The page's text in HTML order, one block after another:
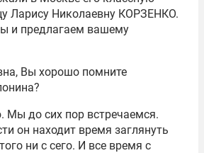
Ларису Николаевну КОРЗЕНКО.
и предлагаем вашему
Вы хорошо помните
Мы до сих пор встречаемся.
он находит время заглянуть
ни с сего. И все время с